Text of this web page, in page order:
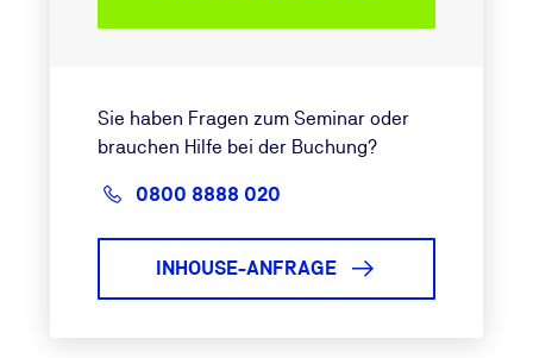
Sie haben Fragen zum Seminar oder
brauchen Hilfe bei der Buchung?
0800 8888 020
INHOUSE-ANFRAGE